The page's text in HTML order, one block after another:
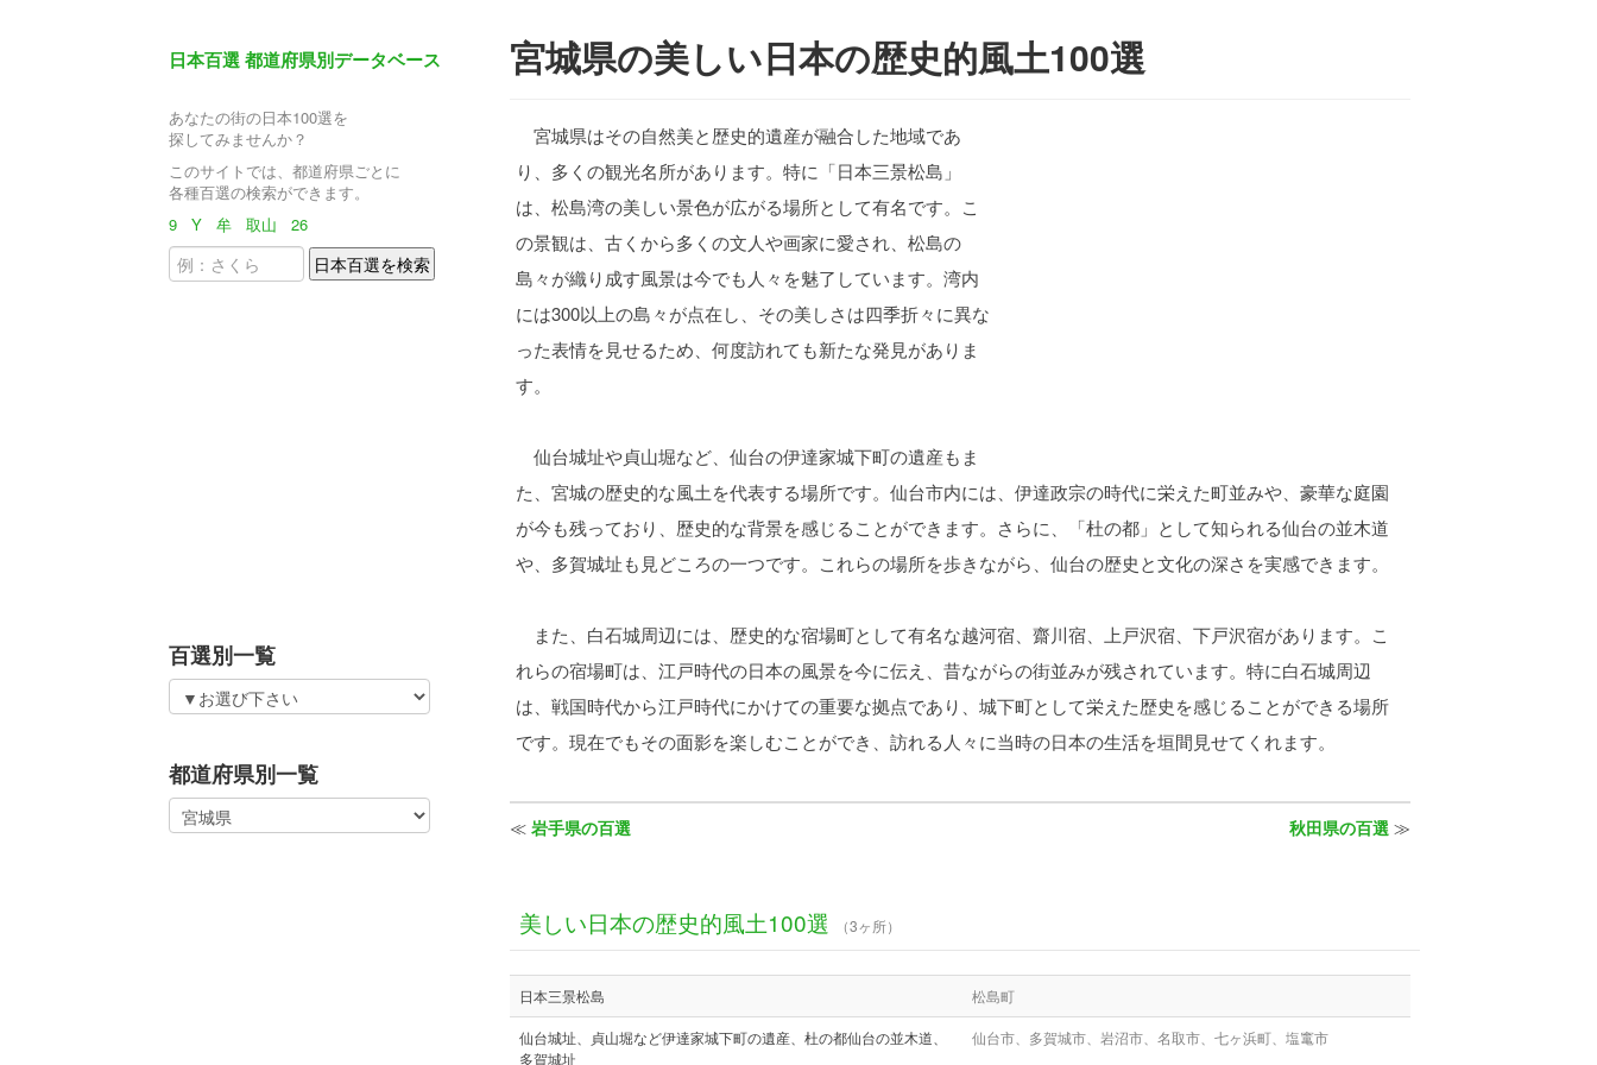
日本百選 都道府県別データベース
あなたの街の日本100選を
探してみませんか？
このサイトでは、都道府県ごとに
各種百選の検索ができます。
9
Y 牟 取山 26
百選別一覧
都道府県別一覧
宮城県の美しい日本の歴史的風土100選
宮城県はその自然美と歴史的遺産が融合した地域であ
り、多くの観光名所があります。特に「日本三景松島」
は、松島湾の美しい景色が広がる場所として有名です。こ
の景観は、古くから多くの文人や画家に愛され、松島の
島々が織り成す風景は今でも人々を魅了しています。湾内
には300以上の島々が点在し、その美しさは四季折々に異な
った表情を見せるため、何度訪れても新たな発見がありま
す。
仙台城址や貞山堀など、仙台の伊達家城下町の遺産もま
た、宮城の歴史的な風土を代表する場所です。仙台市内には、伊達政宗の時代に栄えた町並みや、豪華な庭園
が今も残っており、歴史的な背景を感じることができます。さらに、「杜の都」として知られる仙台の並木道
や、多賀城址も見どころの一つです。これらの場所を歩きながら、仙台の歴史と文化の深さを実感できます。
また、白石城周辺には、歴史的な宿場町として有名な越河宿、齋川宿、上戸沢宿、下戸沢宿があります。こ
れらの宿場町は、江戸時代の日本の風景を今に伝え、昔ながらの街並みが残されています。特に白石城周辺
は、戦国時代から江戸時代にかけての重要な拠点であり、城下町として栄えた歴史を感じることができる場所
です。現在でもその面影を楽しむことができ、訪れる人々に当時の日本の生活を垣間見せてくれます。
≪ 岩手県の百選 秋田県の百選≫
美しい日本の歴史的風土100選 （3ヶ所）
日本三景松島 松島町
仙台城址、貞山堀など伊達家城下町の遺産、杜の都仙台の並木道、
多賀城址
仙台市、多賀城市、岩沼市、名取市、七ヶ浜町、塩竃市